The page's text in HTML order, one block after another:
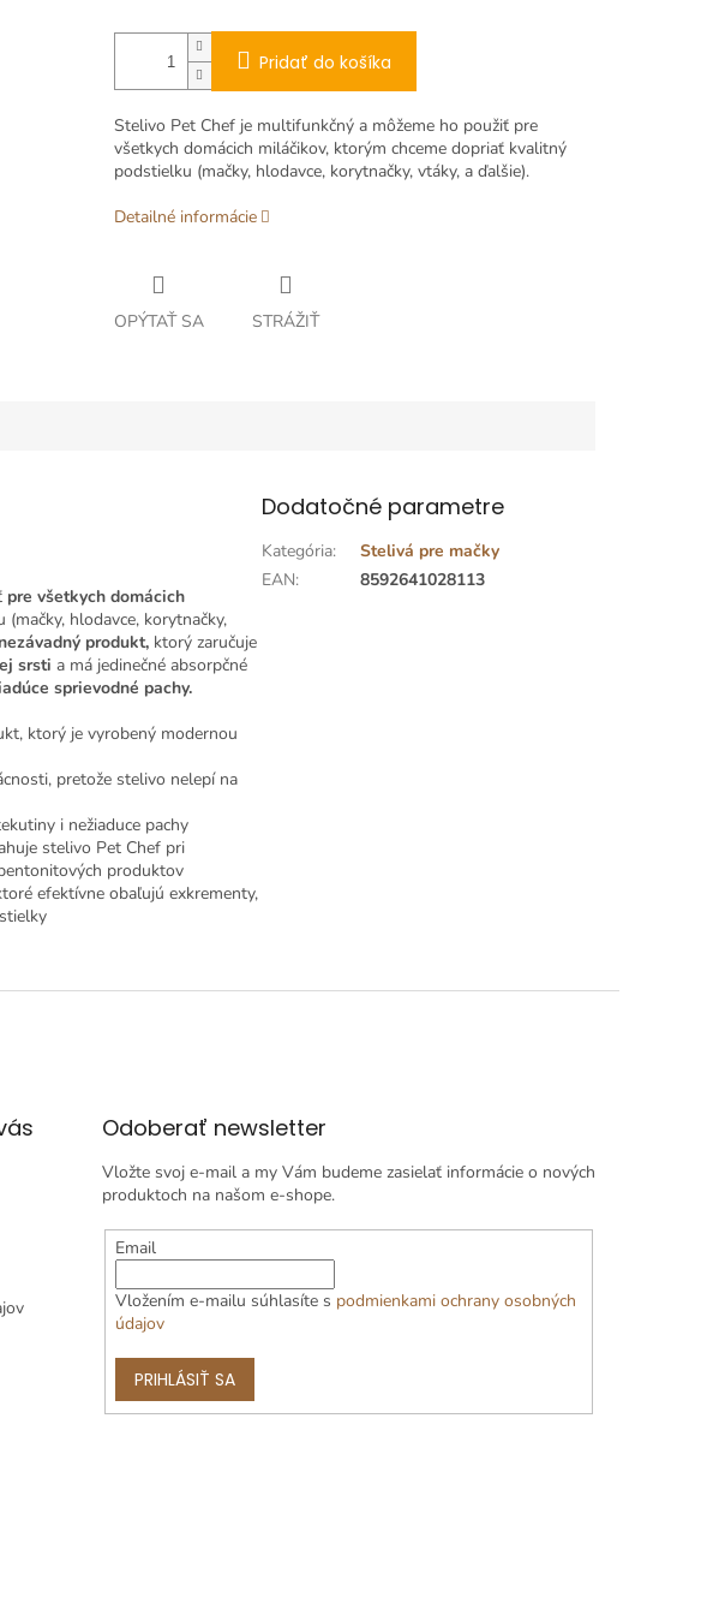
Pridať do košíka
Stelivo Pet Chef je multifunkčný a môžeme ho použiť pre
všetkych domácich miláčikov, ktorým chceme dopriať kvalitný
podstielku (mačky, hlodavce, korytnačky, vtáky, a ďalšie).
Detailné informácie
OPÝTAŤ SA STRÁŽIŤ
pre všetkych domácich
hlodavce, korytnačky,
produkt, ktorý zaručuje
srsti a má jedinečné absorpčné
sprievodné pachy.
ktorý je vyrobený modernou
pretože stelivo nelepí na
i nežiaduce pachy
stelivo Pet Chef pri
produktov
efektívne obaľujú exkrementy,
Dodatočné parametre
Kategória:
Stelivá pre mačky
EAN: 8592641028113
Odoberať newsletter
Vložte svoj e-mail a my Vám budeme zasielať informácie o nových
produktoch na našom e-shope.
Email
Vložením e-mailu súhlasíte s podmienkami ochrany osobných
údajov
PRIHLÁSIŤ SA